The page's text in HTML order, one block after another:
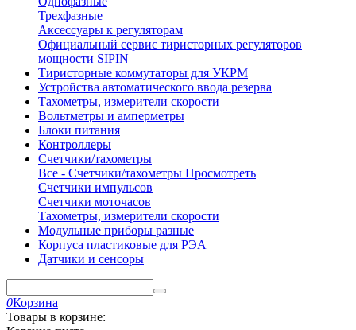
Трехфазные
Аксессуары к регуляторам
Официальный сервис тиристорных регуляторов
мощности SIPIN
Тиристорные коммутаторы для УКРМ
Устройства автоматического ввода резерва
Тахометры, измерители скорости
Вольтметры и амперметры
Блоки питания
Контроллеры
Счетчики/тахометры
Все - Счетчики/тахометры Просмотреть
Счетчики импульсов
Счетчики моточасов
Тахометры, измерители скорости
Модульные приборы разные
Корпуса пластиковые для РЭА
Датчики и сенсоры
0Корзина
Товары в корзине: